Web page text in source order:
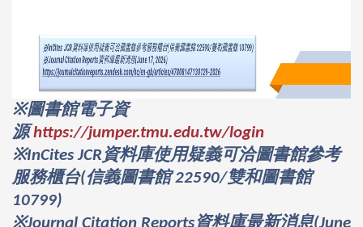
※圖書館電子資
源https://jumper.tmu.edu.tw/login
※InCitesJCR資料庫使用疑義可洽圖書館參考
服務櫃台(信義圖書館22590/雙和圖書館
10799)
※Journal Citation Reports資料庫最新消息(June